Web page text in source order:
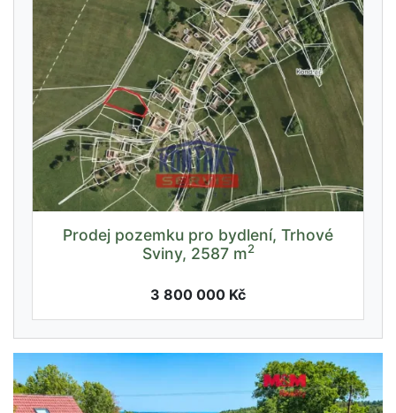
Prodej pozemku pro bydlení, Trhové
Sviny, 2587 m2
3 800 000 Kč